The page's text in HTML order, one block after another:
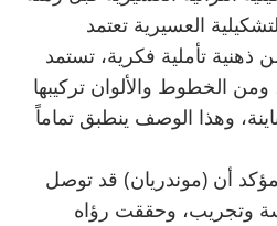
العسيرية تعتمد
من ذهنية تأملية فكرية، تستمد
ومن الخطوط والألوان تركيبها
وهذا الوصف ينطبق تماماً
أن (موندريان) قد توصل
وتجريب، وحققت رؤاه